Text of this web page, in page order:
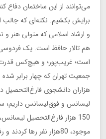
می‌توانند از این ساختمان دفاع
و ارشاد اسلامی که متولی هنر
هم تالار حافظ است. یک
است؛ غریب‌پور؛ و هیچ‌کس قدرت
150 هزار فارغ‌التحصیل
موجود، 80هزار نفر رها